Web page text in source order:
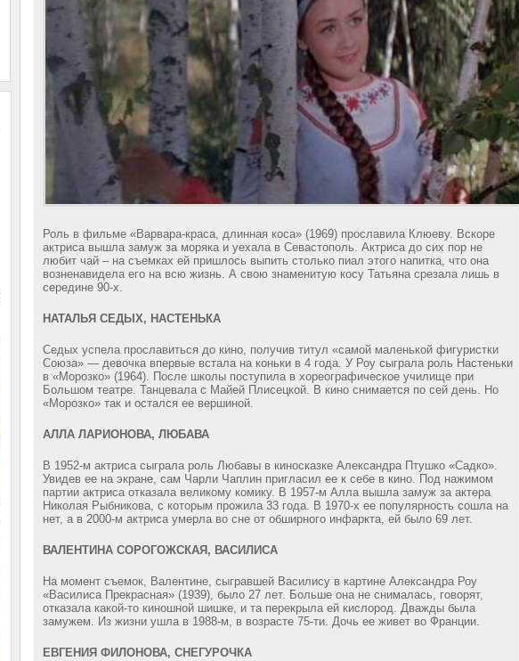
Роль в фильме «Варвара-краса, длинная коса» (1969) прославила Клюеву. Вскоре
актриса вышла замуж за моряка и уехала в Севастополь. Актриса до сих пор не
любит чай – на съемках ей пришлось выпить столько пиал этого напитка, что она
возненавидела его на всю жизнь. А свою знаменитую косу Татьяна срезала лишь в
середине 90-х.
НАТАЛЬЯ СЕДЫХ, НАСТЕНЬКА
Седых успела прославиться до кино, получив титул «самой маленькой фигуристки
Союза» — девочка впервые встала на коньки в 4 года. У Роу сыграла роль Настеньки
в «Морозко» (1964). После школы поступила в хореографическое училище при
Большом театре. Танцевала с Майей Плисецкой. В кино снимается по сей день. Но
«Морозко» так и остался ее вершиной.
АЛЛА ЛАРИОНОВА, ЛЮБАВА
В 1952-м актриса сыграла роль Любавы в киносказке Александра Птушко «Садко».
Увидев ее на экране, сам Чарли Чаплин пригласил ее к себе в кино. Под нажимом
партии актриса отказала великому комику. В 1957-м Алла вышла замуж за актера
Николая Рыбникова, с которым прожила 33 года. В 1970-х ее популярность сошла на
нет, а в 2000-м актриса умерла во сне от обширного инфаркта, ей было 69 лет.
ВАЛЕНТИНА СОРОГОЖСКАЯ, ВАСИЛИСА
На момент съемок, Валентине, сыгравшей Василису в картине Александра Роу
«Василиса Прекрасная» (1939), было 27 лет. Больше она не снималась, говорят,
отказала какой-то киношной шишке, и та перекрыла ей кислород. Дважды была
замужем. Из жизни ушла в 1988-м, в возрасте 75-ти. Дочь ее живет во Франции.
ЕВГЕНИЯ ФИЛОНОВА, СНЕГУРОЧКА